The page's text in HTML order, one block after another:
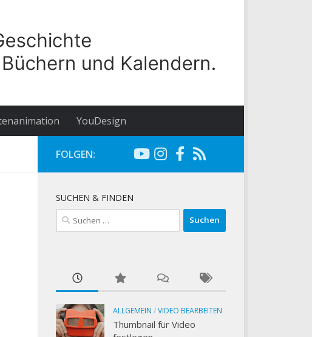
YouDesign
FOLGEN:
SUCHEN & FINDEN
Suchen
nach:
ALLGEMEIN /VIDEO BEARBEITEN
Thumbnail für Video